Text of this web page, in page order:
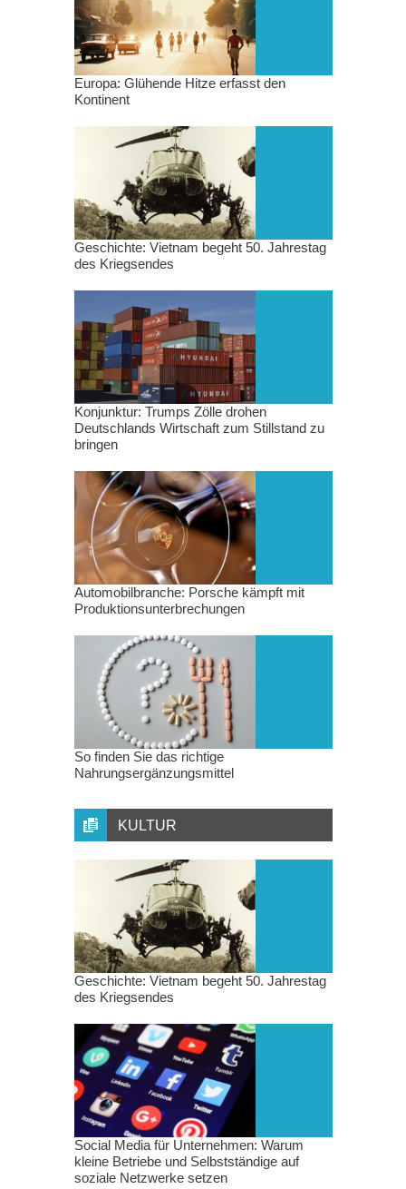
Europa: Glühende Hitze erfasst den
Kontinent
Geschichte: Vietnam begeht 50. Jahrestag
des Kriegsendes
Konjunktur: Trumps Zölle drohen
Deutschlands Wirtschaft zum Stillstand zu
bringen
Automobilbranche: Porsche kämpft mit
Produktionsunterbrechungen
So finden Sie das richtige
Nahrungsergänzungsmittel
KULTUR
Geschichte: Vietnam begeht 50. Jahrestag
des Kriegsendes
Social Media für Unternehmen: Warum
kleine Betriebe und Selbstständige auf
soziale Netzwerke setzen